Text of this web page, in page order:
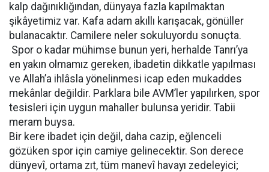
kalp dağınıklığından, dünyaya fazla kapılmaktan
şikâyetimiz var. Kafa adam akıllı karışacak, gönüller
bulanacaktır. Camilere neler sokuluyordu sonuçta.
Spor o kadar mühimse bunun yeri, herhalde Tanrı’ya
en yakın olmamız gereken, ibadetin dikkatle yapılması
ve Allah’a ihlâsla yönelinmesi icap eden mukaddes
mekânlar değildir. Parklara bile AVM’ler yapılırken, spor
tesisleri için uygun mahaller bulunsa yeridir. Tabii
meram buysa.
Bir kere ibadet için değil, daha cazip, eğlenceli
gözüken spor için camiye gelinecektir. Son derece
dünyevî, ortama zıt, tüm manevî havayı zedeleyici;